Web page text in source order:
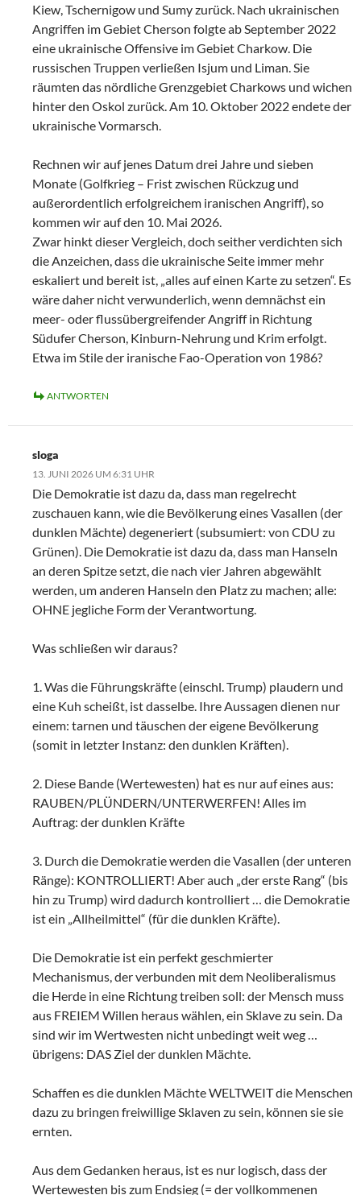
Kiew, Tschernigow und Sumy zurück. Nach ukrainischen
Angriffen im Gebiet Cherson folgte ab September 2022
eine ukrainische Offensive im Gebiet Charkow. Die
russischen Truppen verließen Isjum und Liman. Sie
räumten das nördliche Grenzgebiet Charkows und wichen
hinter den Oskol zurück. Am 10. Oktober 2022 endete der
ukrainische Vormarsch.
Rechnen wir auf jenes Datum drei Jahre und sieben
Monate (Golfkrieg – Frist zwischen Rückzug und
außerordentlich erfolgreichem iranischen Angriff), so
kommen wir auf den 10. Mai 2026.
Zwar hinkt dieser Vergleich, doch seither verdichten sich
die Anzeichen, dass die ukrainische Seite immer mehr
eskaliert und bereit ist, „alles auf einen Karte zu setzen“. Es
wäre daher nicht verwunderlich, wenn demnächst ein
meer- oder flussübergreifender Angriff in Richtung
Südufer Cherson, Kinburn-Nehrung und Krim erfolgt.
Etwa im Stile der iranische Fao-Operation von 1986?
ANTWORTEN
sloga
13. JUNI 2026 UM 6:31 UHR
Die Demokratie ist dazu da, dass man regelrecht
zuschauen kann, wie die Bevölkerung eines Vasallen (der
dunklen Mächte) degeneriert (subsumiert: von CDU zu
Grünen). Die Demokratie ist dazu da, dass man Hanseln
an deren Spitze setzt, die nach vier Jahren abgewählt
werden, um anderen Hanseln den Platz zu machen; alle:
OHNE jegliche Form der Verantwortung.
Was schließen wir daraus?
1. Was die Führungskräfte (einschl. Trump) plaudern und
eine Kuh scheißt, ist dasselbe. Ihre Aussagen dienen nur
einem: tarnen und täuschen der eigene Bevölkerung
(somit in letzter Instanz: den dunklen Kräften).
2. Diese Bande (Wertewesten) hat es nur auf eines aus:
RAUBEN/PLÜNDERN/UNTERWERFEN! Alles im
Auftrag: der dunklen Kräfte
3. Durch die Demokratie werden die Vasallen (der unteren
Ränge): KONTROLLIERT! Aber auch „der erste Rang“ (bis
hin zu Trump) wird dadurch kontrolliert … die Demokratie
ist ein „Allheilmittel“ (für die dunklen Kräfte).
Die Demokratie ist ein perfekt geschmierter
Mechanismus, der verbunden mit dem Neoliberalismus
die Herde in eine Richtung treiben soll: der Mensch muss
aus FREIEM Willen heraus wählen, ein Sklave zu sein. Da
sind wir im Wertwesten nicht unbedingt weit weg …
übrigens: DAS Ziel der dunklen Mächte.
Schaffen es die dunklen Mächte WELTWEIT die Menschen
dazu zu bringen freiwillige Sklaven zu sein, können sie sie
ernten.
Aus dem Gedanken heraus, ist es nur logisch, dass der
Wertewesten bis zum Endsieg (= der vollkommenen